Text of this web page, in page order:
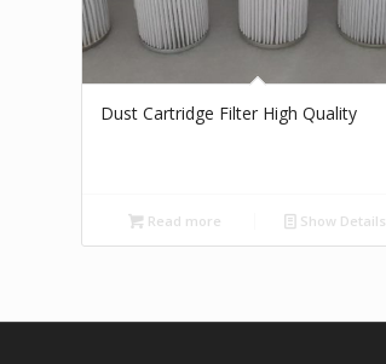
Dust Cartridge Filter High Quality
Read more Show Details